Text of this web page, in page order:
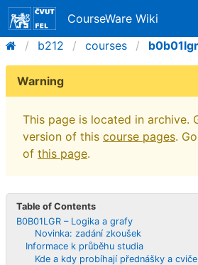
CourseWare Wiki
b212
courses b0b01lgr
Warning
This page is located in archive.
version of this course pages.
of this page.
Table of Contents
B0B01LGR – Logika a grafy
Novinka: zadání zkoušek
Informace k průběhu studia
Kde a kdy probíhají přednášky a